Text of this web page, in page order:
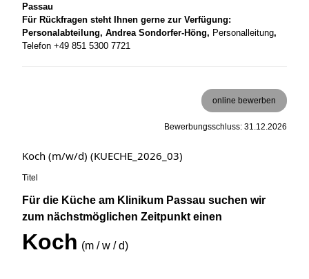
Passau
Für Rückfragen steht Ihnen gerne zur Verfügung:
Personalabteilung, Andrea Sondorfer-Höng, Personalleitung,
Telefon +49 851 5300 7721
online bewerben
Bewerbungsschluss: 31.12.2026
Koch (m/w/d) (KUECHE_2026_03)
Titel
Für die Küche am Klinikum Passau suchen wir
zum nächstmöglichen Zeitpunkt einen
Koch (m / w / d)